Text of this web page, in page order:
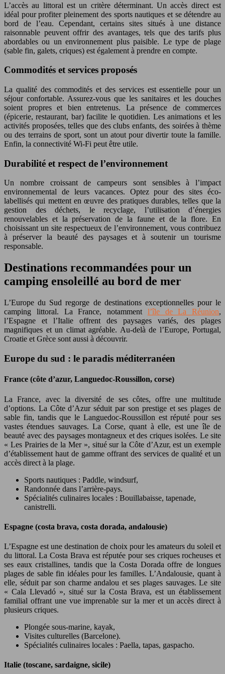
L’accès au littoral est un critère déterminant. Un accès direct est
idéal pour profiter pleinement des sports nautiques et se détendre au
bord de l’eau. Cependant, certains sites situés à une distance
raisonnable peuvent offrir des avantages, tels que des tarifs plus
abordables ou un environnement plus paisible. Le type de plage
(sable fin, galets, criques) est également à prendre en compte.
Commodités et services proposés
La qualité des commodités et des services est essentielle pour un
séjour confortable. Assurez-vous que les sanitaires et les douches
soient propres et bien entretenus. La présence de commerces
(épicerie, restaurant, bar) facilite le quotidien. Les animations et les
activités proposées, telles que des clubs enfants, des soirées à thème
ou des terrains de sport, sont un atout pour divertir toute la famille.
Enfin, la connectivité Wi-Fi peut être utile.
Durabilité et respect de l’environnement
Un nombre croissant de campeurs sont sensibles à l’impact
environnemental de leurs vacances. Optez pour des sites éco-
labellisés qui mettent en œuvre des pratiques durables, telles que la
gestion des déchets, le recyclage, l’utilisation d’énergies
renouvelables et la préservation de la faune et de la flore. En
choisissant un site respectueux de l’environnement, vous contribuez
à préserver la beauté des paysages et à soutenir un tourisme
responsable.
Destinations recommandées pour un
camping ensoleillé au bord de mer
L’Europe du Sud regorge de destinations exceptionnelles pour le
camping littoral. La France, notamment l’île de La Réunion,
l’Espagne et l’Italie offrent des paysages variés, des plages
magnifiques et un climat agréable. Au-delà de l’Europe, Portugal,
Croatie et Grèce sont aussi à découvrir.
Europe du sud : le paradis méditerranéen
France (côte d’azur, Languedoc-Roussillon, corse)
La France, avec la diversité de ses côtes, offre une multitude
d’options. La Côte d’Azur séduit par son prestige et ses plages de
sable fin, tandis que le Languedoc-Roussillon est réputé pour ses
vastes étendues sauvages. La Corse, quant à elle, est une île de
beauté avec des paysages montagneux et des criques isolées. Le site
« Les Prairies de la Mer », situé sur la Côte d’Azur, est un exemple
d’établissement haut de gamme offrant des services de qualité et un
accès direct à la plage.
Sports nautiques : Paddle, windsurf,
Randonnée dans l’arrière-pays.
Spécialités culinaires locales : Bouillabaisse, tapenade,
canistrelli.
Espagne (costa brava, costa dorada, andalousie)
L’Espagne est une destination de choix pour les amateurs du soleil et
du littoral. La Costa Brava est réputée pour ses criques rocheuses et
ses eaux cristallines, tandis que la Costa Dorada offre de longues
plages de sable fin idéales pour les familles. L’Andalousie, quant à
elle, séduit par son charme andalou et ses plages sauvages. Le site
« Cala Llevadó », situé sur la Costa Brava, est un établissement
familial offrant une vue imprenable sur la mer et un accès direct à
plusieurs criques.
Plongée sous-marine, kayak,
Visites culturelles (Barcelone).
Spécialités culinaires locales : Paella, tapas, gaspacho.
Italie (toscane, sardaigne, sicile)